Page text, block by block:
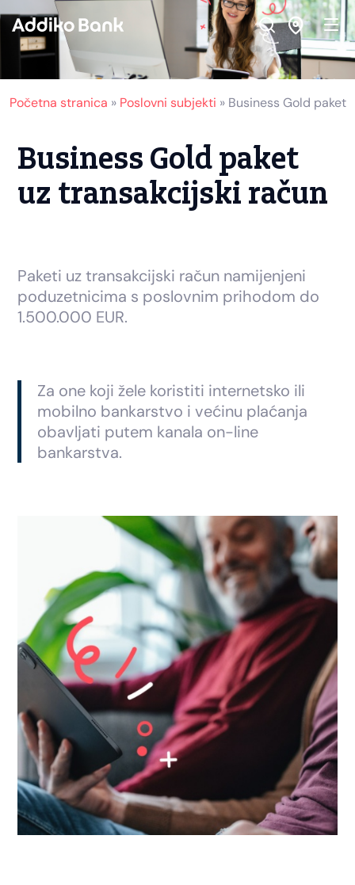
to
Navigation
to
Main
Content
to
Footer
Početna stranica » Poslovni subjekti » Business Gold paket
Business Gold paket
uz transakcijski račun
Paketi uz transakcijski račun namijenjeni
poduzetnicima s poslovnim prihodom do
1.500.000 EUR.
Za one koji žele koristiti internetsko ili
mobilno bankarstvo i većinu plaćanja
obavljati putem kanala on-line
bankarstva.